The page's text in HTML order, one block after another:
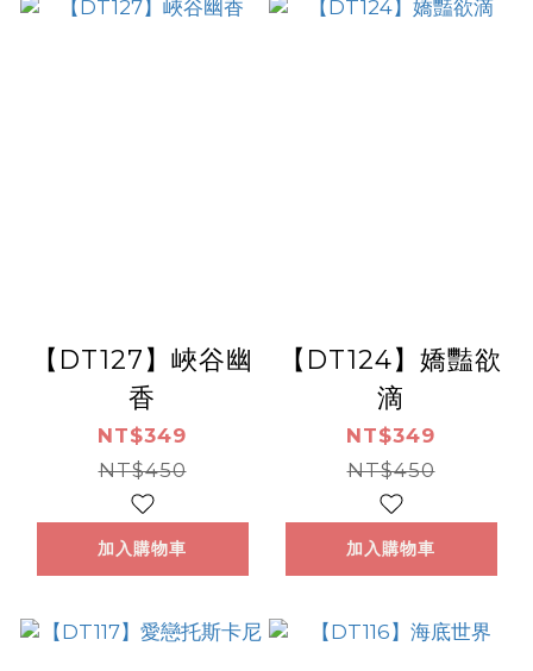
【DT127】峽谷幽
香
NT$349
NT$450
加入購物車
【DT124】嬌豔欲
滴
NT$349
NT$450
加入購物車